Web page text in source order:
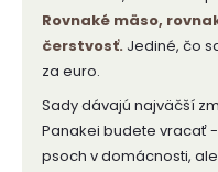
Rovnaké mäso,
čerstvosť. Jediné, čo
za euro.
Sady dávajú najväčší
Panakei budete vracať
psoch v domácnosti,